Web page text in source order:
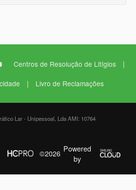
Centros de Resolução de Litígios |
| Livro de Reclamações
Lar - Unipessoal, Lda AMI: 10764
©2026 Powered
by